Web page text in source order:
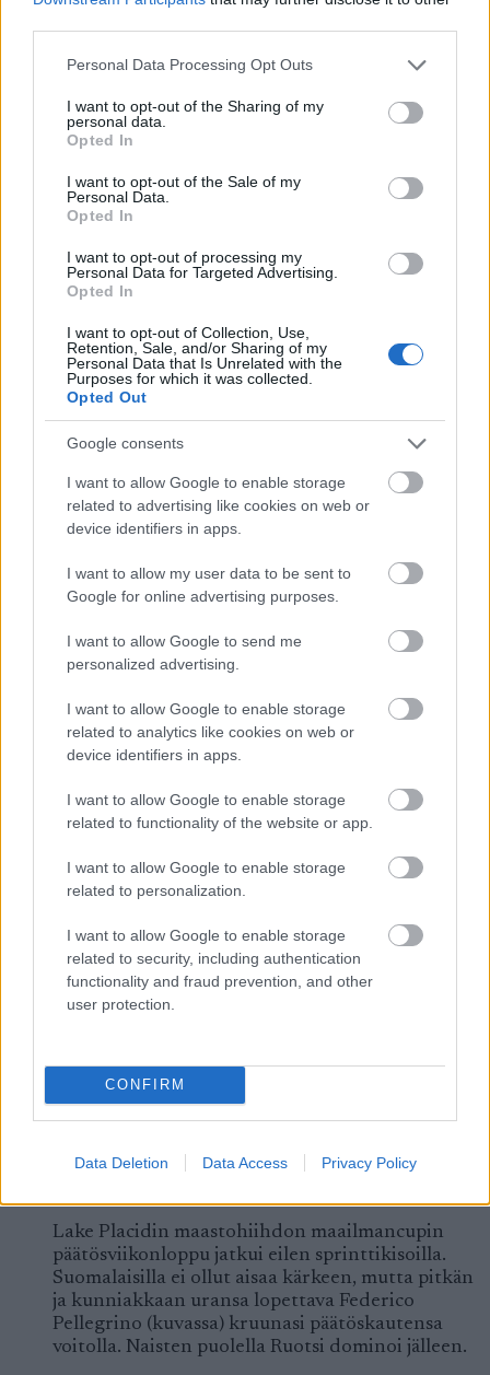
Please note that this website/app uses one or more Google
not limited to your visit or usage behaviour. You may click to
grant or deny consent to Google and its third-party tags to
use your data for below specified purposes in below Google
consent section.
Personal Data Processing Opt Outs
I want to opt-out of the Sharing of my
personal data.
Opted In
I want to opt-out of the Sale of my
Personal Data.
Opted In
I want to opt-out of processing my
Personal Data for Targeted Advertising.
Opted In
I want to opt-out of Collection, Use,
Retention, Sale, and/or Sharing of my
Personal Data that Is Unrelated with the
Purposes for which it was collected.
Opted Out
Google consents
I want to allow Google to enable storage
related to advertising like cookies on web or
device identifiers in apps.
I want to allow my user data to be sent to
Google for online advertising purposes.
I want to allow Google to send me
personalized advertising.
I want to allow Google to enable storage
related to analytics like cookies on web or
device identifiers in apps.
I want to allow Google to enable storage
related to functionality of the website or app.
I want to allow Google to enable storage
related to personalization.
I want to allow Google to enable storage
related to security, including authentication
functionality and fraud prevention, and other
user protection.
CONFIRM
Data Deletion Data Access Privacy Policy
Tilaa uutiskirjeemme
LISÄÄ ARTIKKELEITA
Sprintit hiihdettiin eilen Lake
Placidissa – suomalaisilla ei asiaa
finaaleihin
Lake Placidin maastohiihdon maailmancupin
päätösviikonloppu jatkui eilen sprinttikisoilla.
Suomalaisilla ei ollut aisaa kärkeen, mutta pitkän
ja kunniakkaan uransa lopettava Federico
Pellegrino (kuvassa) kruunasi päätöskautensa
voitolla. Naisten puolella Ruotsi dominoi jälleen.